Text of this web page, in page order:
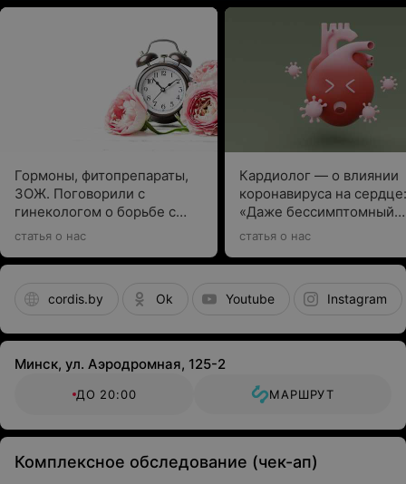
Что взять на консультацию?
для оформления медицинской
амбулаторной карты
Медицинские документы:результаты анализов,
заключения специалистов, результаты предыдущих
В медицинском центре «КОРДИС»
проводится обследование и лечение
следующих состояний:
Патологии щитовидной железы (гипотиреоз,
гипертиреоз, аутоиммунный тиреоидит и др.)
Гормональные нарушения
Ожирение
Мастопатии
Гормоны, фитопрепараты,
ЗОЖ. Поговорили с
гинекологом о борьбе с
первыми симптомами
статья о нас
Кардиолог — о влиянии
коронавируса на сердце:
«Даже бессимптомный
COVID-19 может
статья о нас
cordis.by Ok Youtube Instagram
Минск, ул. Аэродромная, 125-2
ДО 20:00 МАРШРУТ
Комплексное обследование (чек-ап)